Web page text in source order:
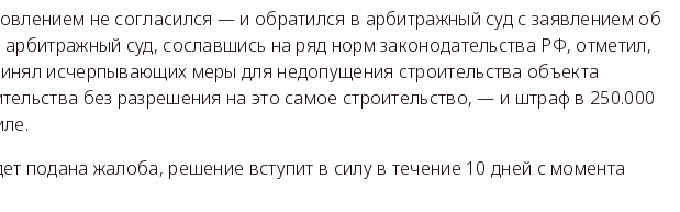
не согласился — и обратился в арбитражный суд с заявлением об
суд, сославшись на ряд норм законодательства РФ, отметил,
исчерпывающих меры для недопущения строительства объекта
без разрешения на это самое строительство, — и штраф в 250.000
подана жалоба, решение вступит в силу в течение 10 дней с момента